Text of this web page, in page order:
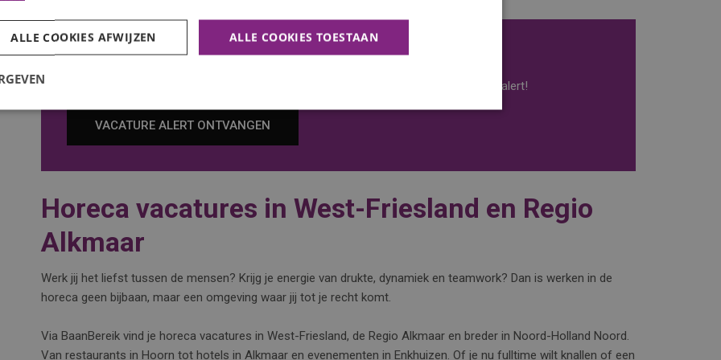
De nieuwste vacatures ontvangen?
Wil je de nieuwste vacatures in je mail ontvangen? Schrijf je in voor onze vacature alert!
VACATURE ALERT ONTVANGEN
Horeca vacatures in West-Friesland en Regio
Alkmaar
Werk jij het liefst tussen de mensen? Krijg je energie van drukte, dynamiek en teamwork? Dan is werken in de
horeca geen bijbaan, maar een omgeving waar jij tot je recht komt.
Via BaanBereik vind je horeca vacatures in West-Friesland, de Regio Alkmaar en breder in Noord-Holland Noord.
Van restaurants in Hoorn tot hotels in Alkmaar en evenementen in Enkhuizen. Of je nu fulltime wilt knallen of een
ALLE COOKIES TOESTAAN
ALLE COOKIES AFWIJZEN